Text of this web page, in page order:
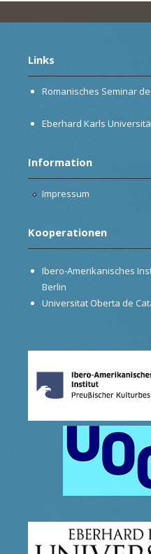
Links
Romanisches Seminar
Eberhard Karls
Information
Impressum
Kooperationen
Ibero-Amerikanisches
Berlin
Universitat Oberta de